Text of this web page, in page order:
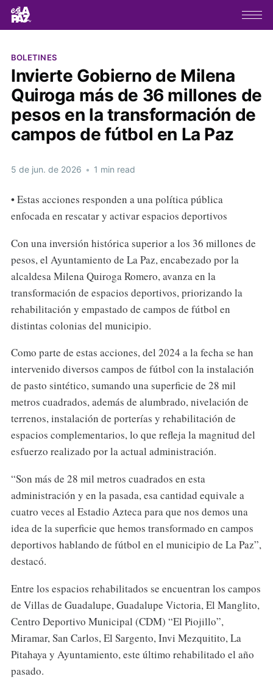
BOLETINES
Invierte Gobierno de Milena
Quiroga más de 36 millones de
pesos en la transformación de
campos de fútbol en La Paz
5 de jun. de 2026 • 1 min read
• Estas acciones responden a una política pública
enfocada en rescatar y activar espacios deportivos
Con una inversión histórica superior a los 36 millones de
pesos, el Ayuntamiento de La Paz, encabezado por la
alcaldesa Milena Quiroga Romero, avanza en la
transformación de espacios deportivos, priorizando la
rehabilitación y empastado de campos de fútbol en
distintas colonias del municipio.
Como parte de estas acciones, del 2024 a la fecha se han
intervenido diversos campos de fútbol con la instalación
de pasto sintético, sumando una superficie de 28 mil
metros cuadrados, además de alumbrado, nivelación de
terrenos, instalación de porterías y rehabilitación de
espacios complementarios, lo que refleja la magnitud del
esfuerzo realizado por la actual administración.
“Son más de 28 mil metros cuadrados en esta
administración y en la pasada, esa cantidad equivale a
cuatro veces al Estadio Azteca para que nos demos una
idea de la superficie que hemos transformado en campos
deportivos hablando de fútbol en el municipio de La Paz”,
destacó.
Entre los espacios rehabilitados se encuentran los campos
de Villas de Guadalupe, Guadalupe Victoria, El Manglito,
Centro Deportivo Municipal (CDM) “El Piojillo”,
Miramar, San Carlos, El Sargento, Invi Mezquitito, La
Pitahaya y Ayuntamiento, este último rehabilitado el año
pasado.